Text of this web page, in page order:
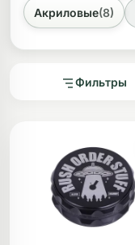
бонги
Акриловые(8)
Фильтры